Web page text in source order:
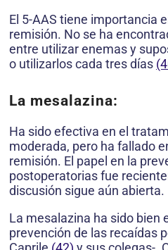
El 5-AAS tiene importancia
remisión. No se ha
entre utilizar enemas y
o utilizarlos cada tres días
La mesalazina:
Ha sido efectiva en el
moderada, pero ha fallado
remisión. El papel en la
postoperatorias fue
discusión sigue aún abierta.
La mesalazina ha sido bien
prevención de las recaídas